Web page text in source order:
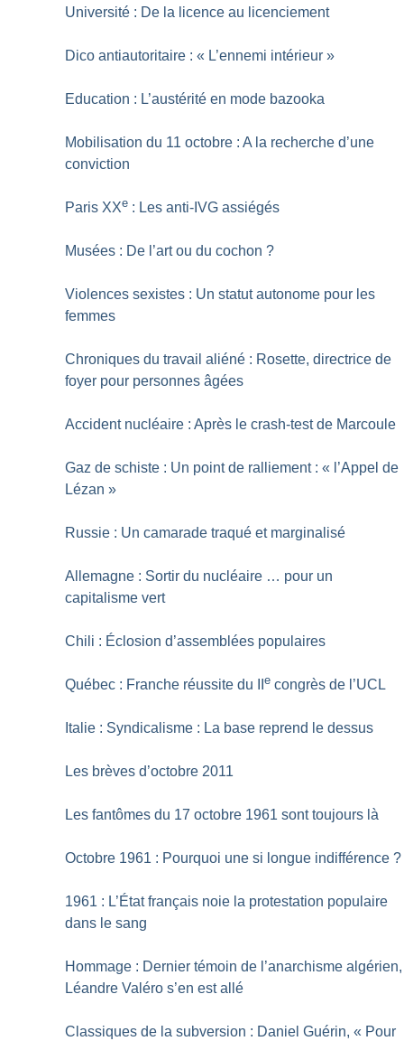
Université : De la licence au licenciement
Dico antiautoritaire : « L’ennemi intérieur »
Education : L’austérité en mode bazooka
Mobilisation du 11 octobre : A la recherche d’une
conviction
Paris XXe : Les anti-IVG assiégés
Musées : De l’art ou du cochon ?
Violences sexistes : Un statut autonome pour les
femmes
Chroniques du travail aliéné : Rosette, directrice de
foyer pour personnes âgées
Accident nucléaire : Après le crash-test de Marcoule
Gaz de schiste : Un point de ralliement : « l’Appel de
Lézan »
Russie : Un camarade traqué et marginalisé
Allemagne : Sortir du nucléaire … pour un
capitalisme vert
Chili : Éclosion d’assemblées populaires
Québec : Franche réussite du IIe congrès de l’UCL
Italie : Syndicalisme : La base reprend le dessus
Les brèves d’octobre 2011
Les fantômes du 17 octobre 1961 sont toujours là
Octobre 1961 : Pourquoi une si longue indifférence ?
1961 : L’État français noie la protestation populaire
dans le sang
Hommage : Dernier témoin de l’anarchisme algérien,
Léandre Valéro s’en est allé
Classiques de la subversion : Daniel Guérin, « Pour